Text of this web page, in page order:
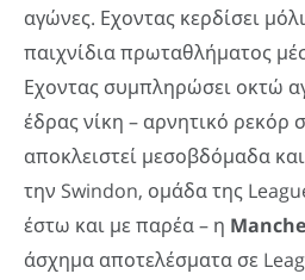
αγώνες. Εχοντας κερδίσει
παιχνίδια πρωταθλήματος
Εχοντας συμπληρώσει οκτώ
έδρας νίκη – αρνητικό ρεκόρ
αποκλειστεί μεσοβδόμαδα
την Swindon, ομάδα της
έστω και με παρέα – η
άσχημα αποτελέσματα σε